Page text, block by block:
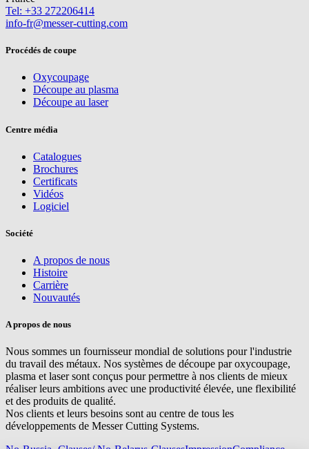
Tel: +33 272206414
info-fr@messer-cutting.com
Procédés de coupe
Oxycoupage
Découpe au plasma
Découpe au laser
Centre média
Catalogues
Brochures
Certificats
Vidéos
Logiciel
Société
A propos de nous
Histoire
Carrière
Nouvautés
A propos de nous
Nous sommes un fournisseur mondial de solutions pour l'industrie
du travail des métaux. Nos systèmes de découpe par oxycoupage,
plasma et laser sont conçus pour permettre à nos clients de mieux
réaliser leurs ambitions avec une productivité élevée, une flexibilité
et des produits de qualité.
Nos clients et leurs besoins sont au centre de tous les
développements de Messer Cutting Systems.